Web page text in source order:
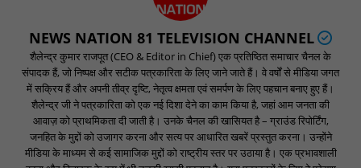
NEWS NATION 81 TELEVISION CHANNEL
शैलेन्द्र कुमार राजपूत (CEO & Editor in Chief) एक प्रतिष्ठित समाचार चैनल के
संपादक हैं, जो निष्पक्ष और सटीक पत्रकारिता के लिए जाने जाते हैं। वे वर्षों से मीडिया जगत
में सक्रिय हैं और अपनी तीव्र दृष्टि, नेतृत्व क्षमता एवं समर्पण के लिए पहचान बनाए हुए हैं।
शैलेन्द्र जी ने पत्रकारिता को एक नई दिशा देने का काम किया है, जहां आम जनता की
आवाज़ को प्राथमिकता दी जाती है। उनके चैनल की खासियत है – ग्राउंड रिपोर्टिंग,
जनहित के मुद्दों को उजागर करना और सत्य पर आधारित खबरें प्रस्तुत करना। उन्होंने
मीडिया के माध्यम से कई सामाजिक मुद्दों को राष्ट्रीय स्तर पर उठाया है। एक प्रभावशाली